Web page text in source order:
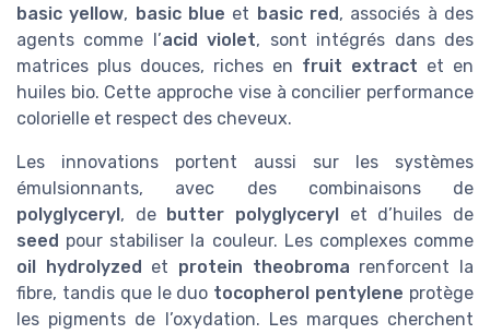
basic yellow, basic blue et basic red , associés à des
agents comme l’acid violet, sont intégrés dans des
matrices plus douces, riches en fruit extract et en
huiles bio. Cette approche vise à concilier performance
colorielle et respect des cheveux.
Les innovations portent aussi sur les systèmes
émulsionnants, avec des combinaisons de
polyglyceryl , de butter polyglyceryl
et d’huiles de
seed pour stabiliser la couleur. Les complexes comme
oil hydrolyzed
et protein theobroma renforcent la
fibre, tandis que le duo tocopherol pentylene protège
les pigments de l’oxydation. Les marques cherchent